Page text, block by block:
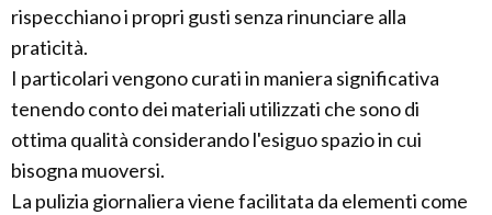
rispecchiano i propri gusti senza rinunciare alla
praticità.
I particolari vengono curati in maniera significativa
tenendo conto dei materiali utilizzati che sono di
ottima qualità considerando l'esiguo spazio in cui
bisogna muoversi.
La pulizia giornaliera viene facilitata da elementi come